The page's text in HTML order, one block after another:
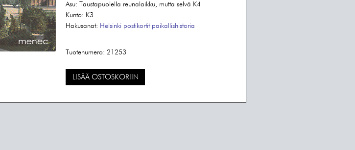
Asu: Taustapuolella reunalaikku, mutta selvä K4
Kunto: K3
Hakusanat: Helsinki postikortit paikallishistoria
Tuotenumero: 21253
LISÄÄ OSTOSKORIIN